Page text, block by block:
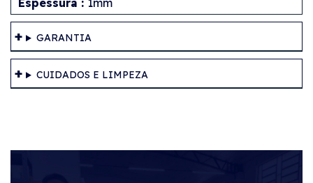
Espessura : 1mm
GARANTIA
CUIDADOS E LIMPEZA